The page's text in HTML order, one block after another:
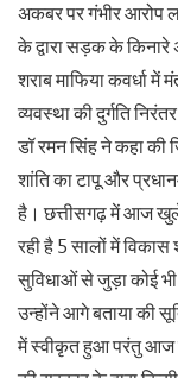
अकबर पर गंभीर आरोप
के द्वारा सड़क के
शराब माफिया कवर्धा
व्यवस्था की दुर्गति
डॉ रमन सिंह ने कहा की
शांति का टापू और
है। छत्तीसगढ़ में आज
रही है 5 सालों में
सुविधाओं से जुड़ा कोई भी
उन्होंने आगे बताया की
में स्वीकृत हुआ परंतु आज